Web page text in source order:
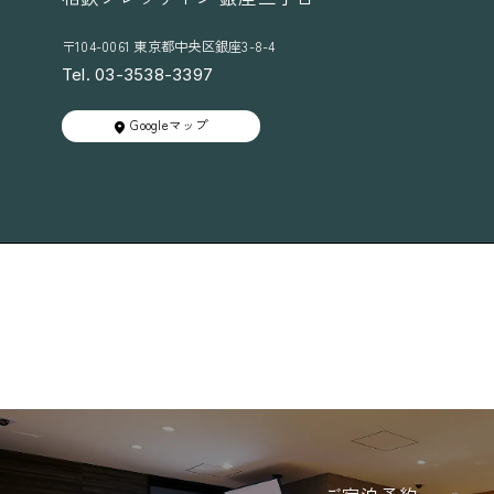
い
つ
て
の
扱
い
変
更
に
つ
り
〒104-0061 東京都中央区銀座3-8-4
Tel. 03-3538-3397
Googleマップ